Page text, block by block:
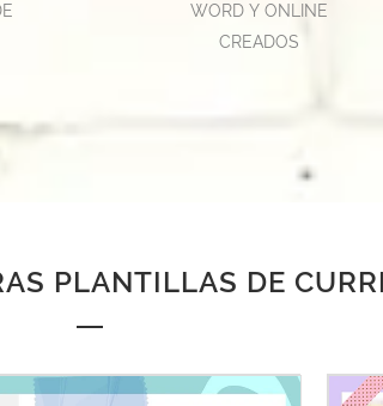
WORD Y ONLINE
CREADOS
PLANTILLAS DE